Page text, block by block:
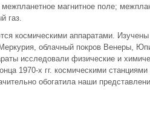
магнитное поле;
газ.
космическими аппаратами.
облачный покров Венеры,
исследовали физические и
1970-х гг. космическими
обогатила наши